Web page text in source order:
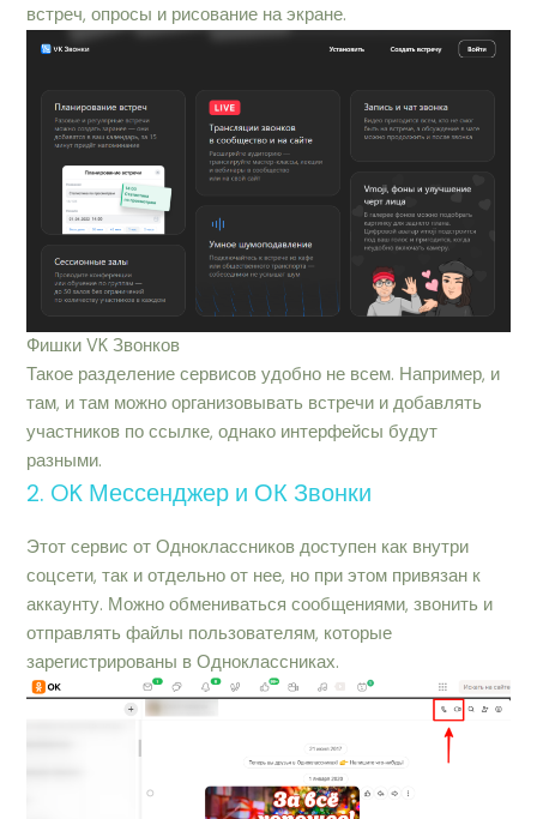
встреч, опросы и рисование на экране.
Фишки VK Звонков
Такое разделение сервисов удобно не всем. Например, и
там, и там можно организовывать встречи и добавлять
участников по ссылке, однако интерфейсы будут
разными.
2. OK Мессенджер и ОК Звонки
Этот сервис от Одноклассников доступен как внутри
соцсети, так и отдельно от нее, но при этом привязан к
аккаунту. Можно обмениваться сообщениями, звонить и
отправлять файлы пользователям, которые
зарегистрированы в Одноклассниках.